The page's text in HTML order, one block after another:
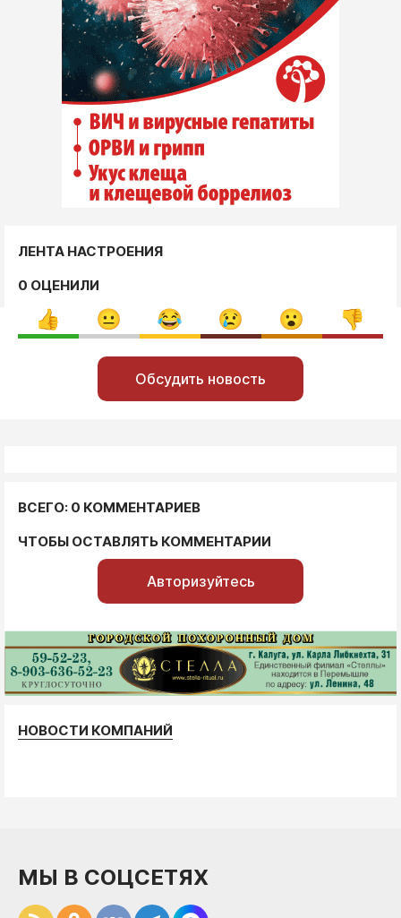
ЛЕНТА НАСТРОЕНИЯ
0 ОЦЕНИЛИ
Обсудить новость
ВСЕГО: 0 КОММЕНТАРИЕВ
ЧТОБЫ ОСТАВЛЯТЬ КОММЕНТАРИИ
Авторизуйтесь
НОВОСТИ КОМПАНИЙ
МЫ В СОЦСЕТЯХ